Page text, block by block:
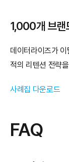
1,000개 브랜
데이터라이즈가
적의 리텐션 전략
사례집 다운로드
FAQ